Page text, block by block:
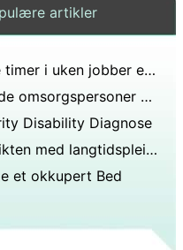
artikler
Hvor mange timer i uken jobber en anestesilege?
Får innboende omsorgspersoner betalt for søvntid?
Disability Diagnose
Hva er hensikten med langtidspleie?
et okkupert Bed